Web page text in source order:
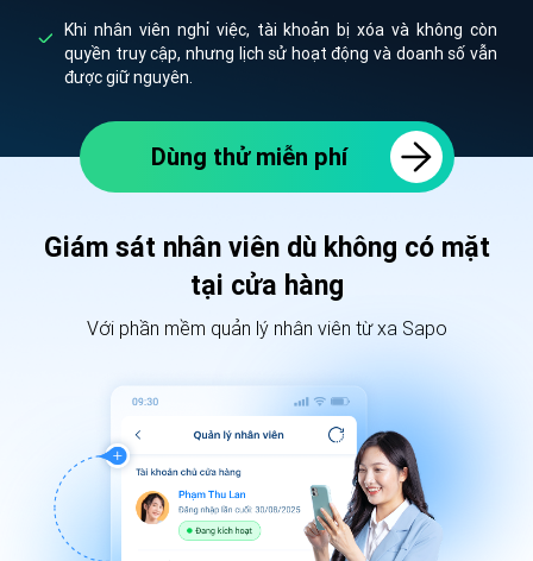
Khi nhân viên nghỉ việc, tài khoản bị xóa và không còn
quyền truy cập, nhưng lịch sử hoạt động và doanh số vẫn
được giữ nguyên.
Dùng thử miễn phí
Giám sát nhân viên dù không có mặt
tại cửa hàng
Với phần mềm quản lý nhân viên từ xa Sapo